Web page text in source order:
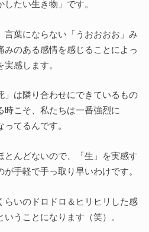
たい生き物」です。
言葉にならない「うおおおお」み
みのある感情を感じることによっ
感します。
」は隣り合わせにできているもの
時こそ、私たちは一番強烈に
ってるんです。
とんどないので、「生」を実感す
手軽で手っ取り早いわけです。
らいのドロドロ＆ヒリヒリした感
うことになります（笑）。